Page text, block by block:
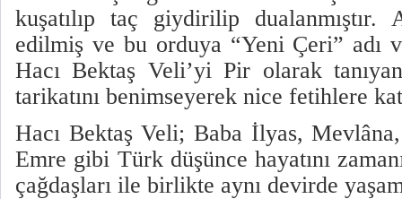
kuşatılıp taç giydirilip dualanmıştır.
edilmiş ve bu orduya “Yeni Çeri” adı
Hacı Bektaş Veli’yi Pir olarak
tarikatını benimseyerek nice fetihlere
Hacı Bektaş Veli; Baba İlyas,
Emre gibi Türk düşünce hayatını
çağdaşları ile birlikte aynı devirde